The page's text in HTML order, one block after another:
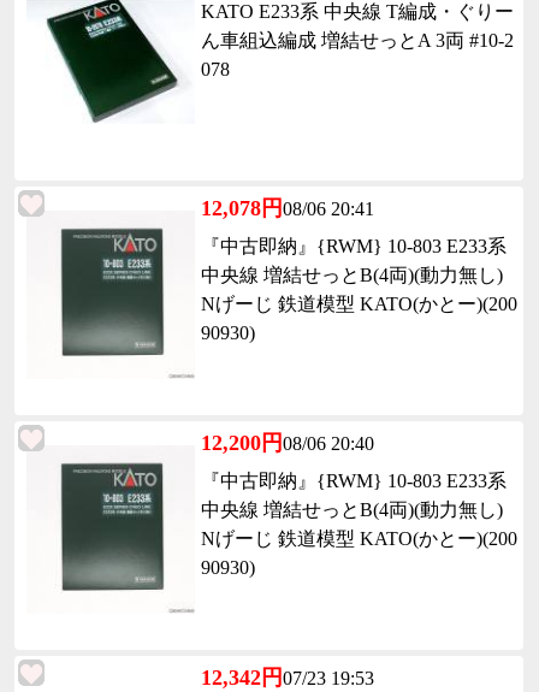
KATO E233系 中央線 T編成・ぐりー
ん車組込編成 増結せっとA 3両 #10-2
078
12,078円08/06 20:41
『中古即納』{RWM} 10-803 E233系
中央線 増結せっとB(4両)(動力無し)
Nげーじ 鉄道模型 KATO(かとー)(200
90930)
12,200円08/06 20:40
『中古即納』{RWM} 10-803 E233系
中央線 増結せっとB(4両)(動力無し)
Nげーじ 鉄道模型 KATO(かとー)(200
90930)
12,342円07/23 19:53